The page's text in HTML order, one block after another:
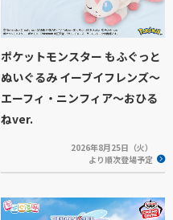
ポケットモンスター もふぐっと
ぬいぐるみ イーブイフレンズ～
エーフィ・ニンフィア～おひる
ねver.
2026年8月25日（火）
より順次登場予定